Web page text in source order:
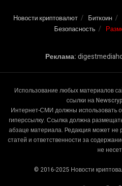
Новости криптовалют Биткоин
Безопасность
Реклама:
Использование любых материалов
ссылки на
Интернет-СМИ должны использовать
гиперссылку. Ссылка должна
абзаце материала. Редакция может не
статей и ответственности за
не
© 2016-2025 Новости